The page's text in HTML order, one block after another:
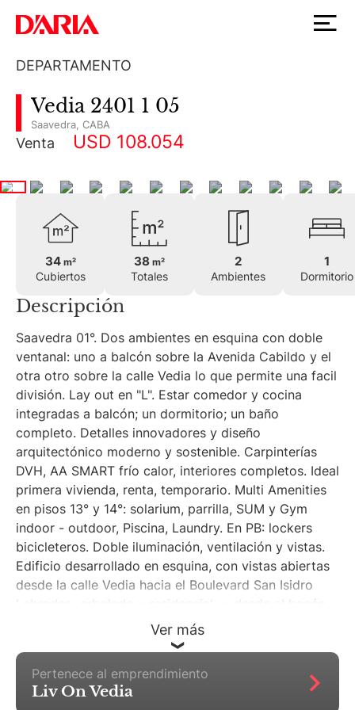
DEPARTAMENTO
Vedia 2401 1 05
Saavedra CABA
Venta USD 108.054
34 m²
Cubiertos
38 m²
Totales
2
Ambientes
1
Dormitorio
Descripción
Saavedra 01°. Dos ambientes en esquina con doble
ventanal: uno a balcón sobre la Avenida Cabildo y el
otra otro sobre la calle Vedia lo que permite una facil
división. Lay out en "L". Estar comedor y cocina
integradas a balcón; un dormitorio; un baño
completo. Detalles innovadores y diseño
arquitectónico moderno y sostenible. Carpinterías
DVH, AA SMART frío calor, interiores completos. Ideal
primera vivienda, renta, temporario. Multi Amenities
en pisos 13° y 14°: solarium, parrilla, SUM y Gym
indoor - outdoor, Piscina, Laundry. En PB: lockers
bicicleteros. Doble iluminación, ventilación y vistas.
Edificio desarrollado en esquina, con vistas abiertas
desde la calle Vedia hacia el Boulevard San Isidro
Labrador -arbolado y residencial- y desde el bacón
al eje Cabildo y aledaños. La mejor conectividad
hacia el conurbano y CABA; muy cerca de Gral. Paz,
Parque Saavedra, Av. Cabildo, Av. del Libertador,
Parque de la Innovación, buses, Metrobus. tren Mitre,
subte.
Ver más
Pertenece al emprendimiento
Liv On Vedia